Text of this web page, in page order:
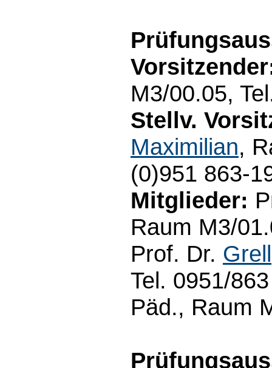
M3/00.05,
Stellv.
Maximilian,
(0)951 863-
Mitglieder:
Raum M3/
Prof. Dr.
Tel. 0951/
Päd., Raum